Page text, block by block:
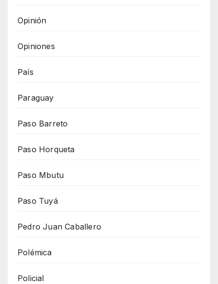
Opinión
Opiniones
País
Paraguay
Paso Barreto
Paso Horqueta
Paso Mbutu
Paso Tuyá
Pedro Juan Caballero
Polémica
Policial